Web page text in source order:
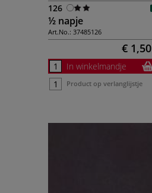
126
½ napje
Art.No.: 37485126
€ 1,50
In winkelmandje
Product op verlanglijstje